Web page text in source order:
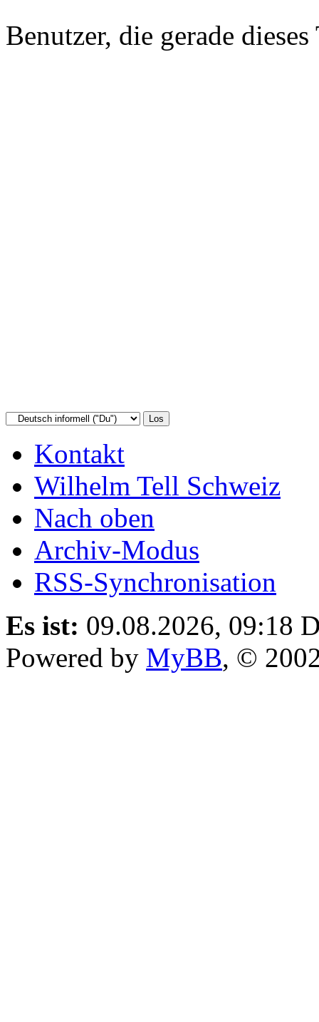
Benutzer, die gerade
Kontakt
Wilhelm Tell Schweiz
Nach oben
Archiv-Modus
RSS-Synchronisation
Es ist: 09.08.2026, 09:18
Powered by MyBB, ©